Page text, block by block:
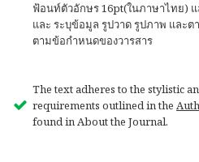
ฟ้อนท์ตัวอักษร 16pt(ในภาษาไทย)
และ ระบุข้อมูล รูปวาด รูปภาพ และต
ตามข้อกำหนดของวารสาร
The text adheres to the stylistic
requirements outlined in the
found in About the Journal.